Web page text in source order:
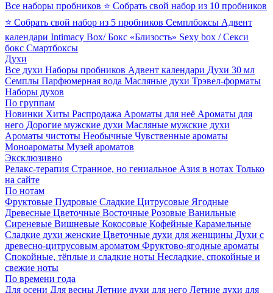
Все наборы пробников ⭐ Собрать свой набор из 10 пробников
⭐ Собрать свой набор из 5 пробников Семплбоксы Адвент
календари Intimacy Box/ Бокс «Близость» Sexy box / Секси
бокс Смартбоксы
Духи
Все духи Наборы пробников Адвент календари Духи 30 мл
Семплы Парфюмерная вода Масляные духи Трэвел-форматы
Наборы духов
По группам
Новинки Хиты Распродажа Ароматы для неё Ароматы для
него Дорогие мужские духи Масляные мужские духи
Ароматы чистоты Необычные Чувственные ароматы
Моноароматы Музей ароматов
Эксклюзивно
Релакс-терапия Странное, но гениальное Азия в нотах Только
на сайте
По нотам
Фруктовые Пудровые Сладкие Цитрусовые Ягодные
Древесные Цветочные Восточные Розовые Ванильные
Сиреневые Вишневые Кокосовые Кофейные Карамельные
Сладкие духи женские Цветочные духи для женщины Духи с
древесно-цитрусовым ароматом Фруктово-ягодные ароматы
Спокойные, тёплые и сладкие ноты Несладкие, спокойные и
свежие ноты
По времени года
Для осени Для весны Летние духи для него Летние духи для